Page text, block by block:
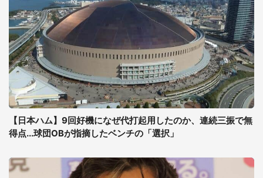
【日本ハム】9回好機になぜ代打起用したのか、連続三振で無
得点...球団OBが指摘したベンチの「選択」